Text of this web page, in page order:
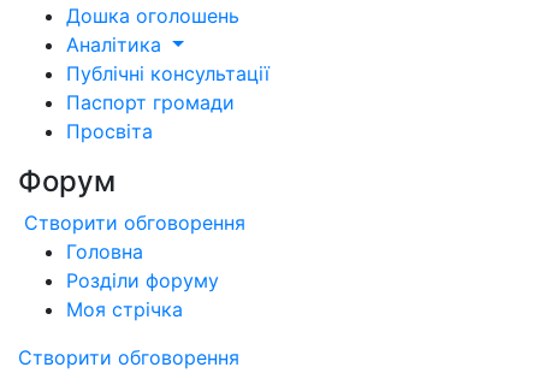
Дошка оголошень
Аналітика
Публічні консультації
Паспорт громади
Просвіта
Форум
Створити обговорення
Головна
Розділи форуму
Моя стрічка
Створити обговорення